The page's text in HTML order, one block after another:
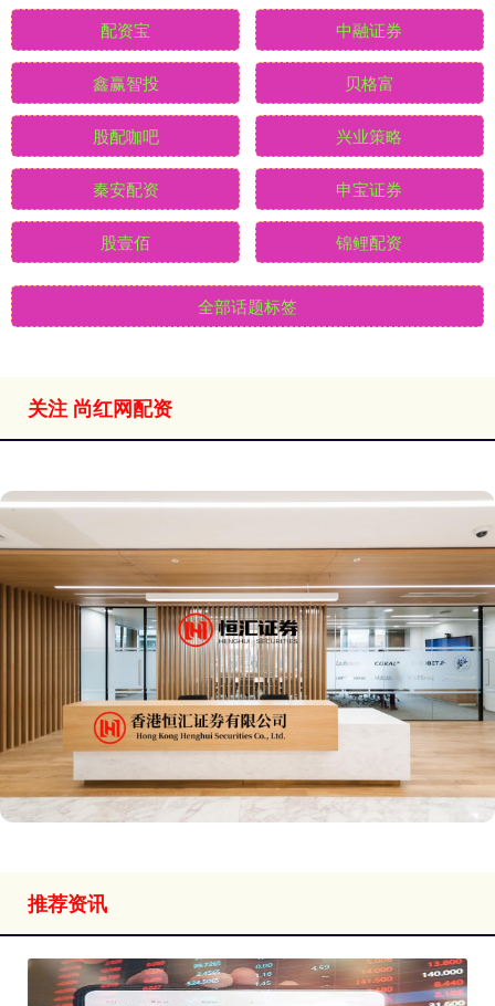
配资宝 中融证券
鑫赢智投 贝格富
股配咖吧 兴业策略
秦安配资 申宝证券
股壹佰 锦鲤配资
全部话题标签
关注 尚红网配资
推荐资讯